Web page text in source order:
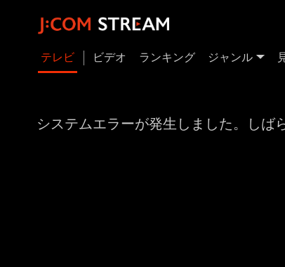
テレビ ビデオ ランキング ジャンル
システムエラーが発生しました。しば